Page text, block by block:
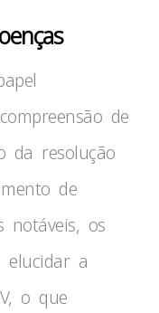
de
da resolução
de
notáveis, os
elucidar a
o que